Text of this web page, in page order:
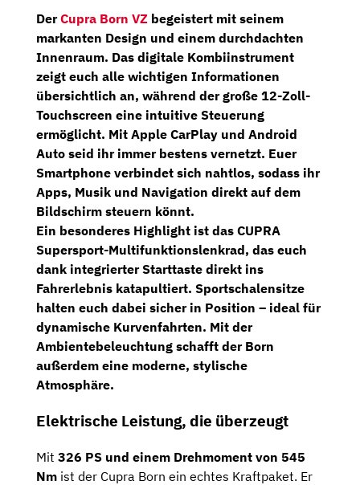
DerCupra Born VZ begeistert mit seinem
markanten Design und einem durchdachten
Innenraum. Das digitale Kombiinstrument
zeigt euch alle wichtigen Informationen
übersichtlich an, während der große 12-Zoll-
Touchscreen eine intuitive Steuerung
ermöglicht. Mit Apple CarPlay und Android
Auto seid ihr immer bestens vernetzt. Euer
Smartphone verbindet sich nahtlos, sodass ihr
Apps, Musik und Navigation direkt auf dem
Bildschirm steuern könnt.
Ein besonderes Highlight ist das CUPRA
Supersport-Multifunktionslenkrad, das euch
dank integrierter Starttaste direkt ins
Fahrerlebnis katapultiert. Sportschalensitze
halten euch dabei sicher in Position – ideal für
dynamische Kurvenfahrten. Mit der
Ambientebeleuchtung schafft der Born
außerdem eine moderne, stylische
Atmosphäre.
Elektrische Leistung, die überzeugt
Mit 326 PS und einem Drehmoment von 545
Nm ist der Cupra Born ein echtes Kraftpaket. Er